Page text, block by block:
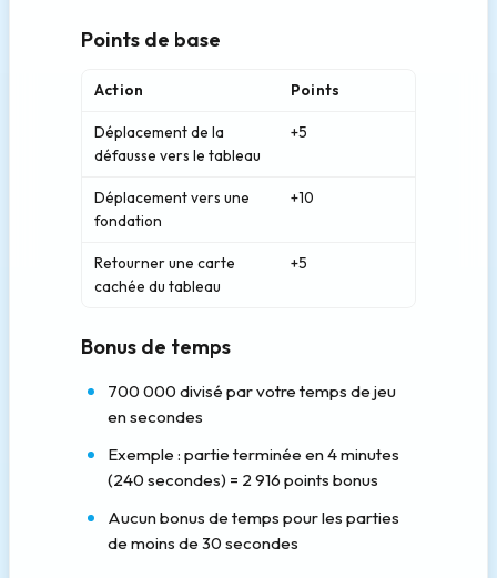
Points de base
Action Points
Déplacement de la
défausse vers le tableau
+5
Déplacement vers une
fondation
+10
Retourner une carte
cachée du tableau
+5
Bonus de temps
700 000 divisé par votre temps de jeu
en secondes
Exemple : partie terminée en 4 minutes
(240 secondes) = 2 916 points bonus
Aucun bonus de temps pour les parties
de moins de 30 secondes